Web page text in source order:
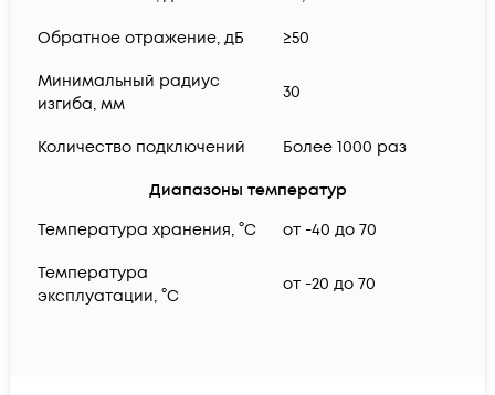
Обратное отражение, дБ ≥50
Минимальный радиус
изгиба, мм
30
Количество подключений Более 1000 раз
Диапазоны температур
Температура хранения, °C
от -40 до 70
Температура
эксплуатации, °C
от -20 до 70